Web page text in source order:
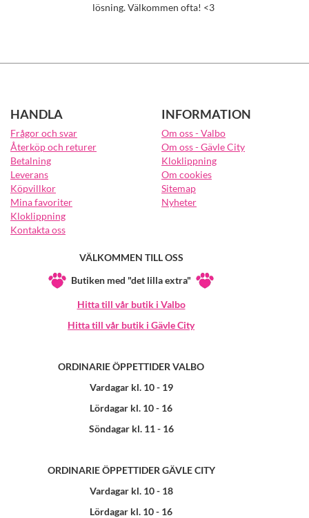
lösning. Välkommen ofta! <3
HANDLA
Frågor och svar
Återköp och returer
Betalning
Leverans
Köpvillkor
Mina favoriter
Kloklippning
Kontakta oss
INFORMATION
Om oss - Valbo
Om oss - Gävle City
Kloklippning
Om cookies
Sitemap
Nyheter
VÄLKOMMEN TILL OSS
Butiken med "det lilla extra"
Hitta till vår butik i Valbo
Hitta till vår butik i Gävle City
ORDINARIE ÖPPETTIDER VALBO
Vardagar kl. 10 - 19
Lördagar kl. 10 - 16
Söndagar kl. 11 - 16
ORDINARIE ÖPPETTIDER GÄVLE CITY
Vardagar kl. 10 - 18
Lördagar kl. 10 - 16